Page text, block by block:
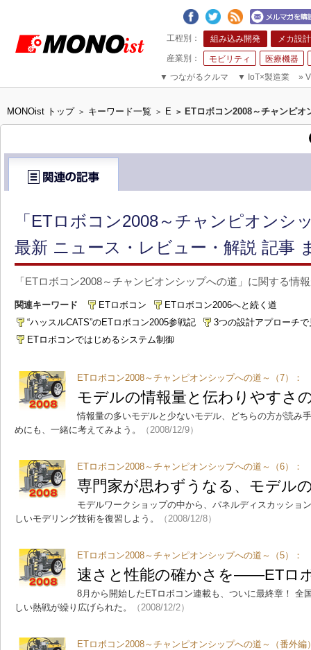
組み込み開発 メカ設計
モビリティ
医療機器
▼ つながるクルマ ▼ IoT×製造業 »
MONOist トップ > キーワード一覧 > E > ETロボコン2008～チャンピオ
「ETロボコン2008～チャンピオンシ
最新 ニュース・レビュー・解説 記事
「ETロボコン2008～チャンピオンシップへの道」に関する情
関連キーワード ETロボコン
ETロボコン2006へと続く道
“ハッスルCATS”のETロボコン2005参戦記
3つの設計アプローチ
ETロボコンではじめるシステム制御
ETロボコン2008～チャンピオンシップへの道～（7）：
モデルの情報量と伝わりやすさ
情報量の多いモデルと少ないモデル、どちらの方が読み
めにも、一緒に考えてみよう。
（2008/12/9）
ETロボコン2008～チャンピオンシップへの道～（6）：
専門家が思わずうなる、モデル
モデルワークショップの中から、パネルディスカッショ
しいモデリング技術を復習しよう。
（2008/12/8）
ETロボコン2008～チャンピオンシップへの道～（5）：
速さと性能の確かさを――ETロ
8月から開始したETロボコン連載も、ついに最終章！ 全
しい熱戦が繰り広げられた。
（2008/12/2）
ETロボコン2008～チャンピオンシップへの道～（番外編